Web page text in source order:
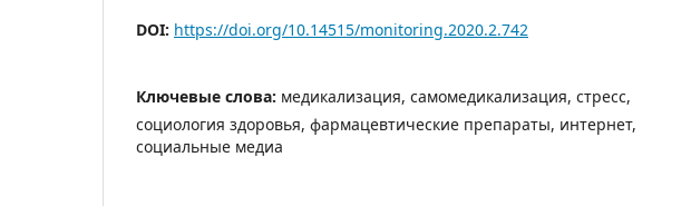
DOI: https://doi.org/10.14515/monitoring.2020.2.742
Ключевые слова: медикализация, самомедикализация, стресс,
социология здоровья, фармацевтические препараты, интернет,
социальные медиа